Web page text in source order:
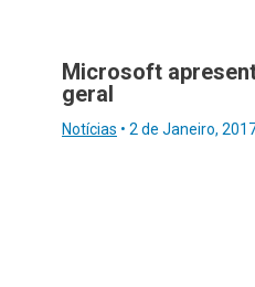
Microsoft
geral
Notícias • 2 de Janeiro,